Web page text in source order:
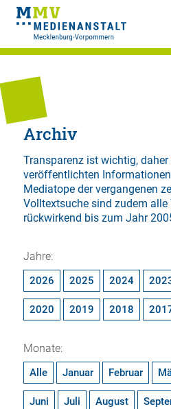
Archiv
Transparenz ist wichtig,
veröffentlichten
Mediatope der vergangenen
Volltextsuchesind zudem alle
rückwirkend bis zum Jahr
Jahre:
2026 2025 2024
2020 2019 2018
Monate:
Alle Januar Februar
Juni Juli August